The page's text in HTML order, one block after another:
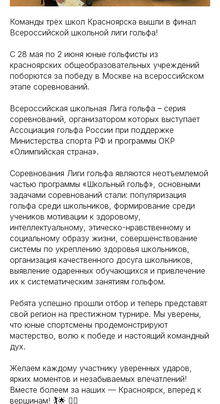
Команды трёх школ Красноярска вышли в финал
Всероссийской школьной лиги гольфа!
С 28 мая по 2 июня юные гольфисты из
красноярских общеобразовательных учреждений
поборются за победу в Москве на всероссийском
этапе соревнований.
Всероссийская школьная Лига гольфа – серия
соревнований, организатором которых выступает
Ассоциация гольфа России при поддержке
Министерства спорта РФ и программы ОКР
«Олимпийская страна».
Соревнования Лиги гольфа являются неотъемлемой
частью программы «Школьный гольф», основными
задачами соревнований стали: популяризация
гольфа среди школьников, формирование среди
учеников мотивации к здоровому,
интеллектуальному, этическо-нравственному и
социальному образу жизни, совершенствование
системы по укреплению здоровья школьников,
организация качественного досуга школьников,
выявление одаренных обучающихся и привлечение
их к систематическим занятиям гольфом.
Ребята успешно прошли отбор и теперь представят
свой регион на престижном турнире. Мы уверены,
что юные спортсмены продемонстрируют
мастерство, волю к победе и настоящий командный
дух.
Желаем каждому участнику уверенных ударов,
ярких моментов и незабываемых впечатлений!
Вместе болеем за наших — Красноярск, вперёд к
вершинам! 🏌️🌟 🏌️‍♀️